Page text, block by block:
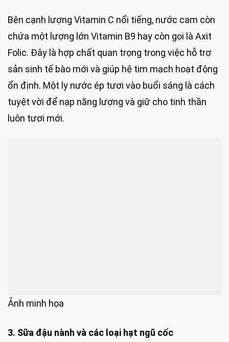
Bên cạnh lượng Vitamin C nổi tiếng, nước cam còn
chứa một lượng lớn Vitamin B9 hay còn gọi là Axit
Folic. Đây là hợp chất quan trọng trong việc hỗ trợ
sản sinh tế bào mới và giúp hệ tim mạch hoạt động
ổn định. Một ly nước ép tươi vào buổi sáng là cách
tuyệt vời để nạp năng lượng và giữ cho tinh thần
luôn tươi mới.
Ảnh minh họa
3. Sữa đậu nành và các loại hạt ngũ cốc